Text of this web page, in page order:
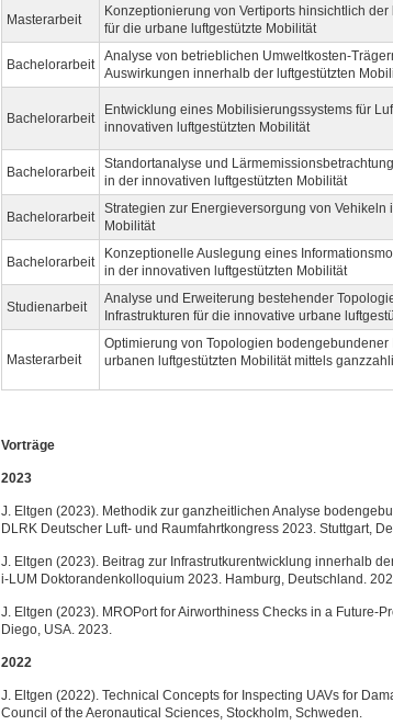
Masterarbeit
Konzeptionierung von Vertiports hinsichtlich
für die urbane luftgestützte Mobilität
Bachelorarbeit
Analyse von betrieblichen Umweltkosten-
Auswirkungen innerhalb der luftgestützten
Bachelorarbeit
Entwicklung eines Mobilisierungssystems für
innovativen luftgestützten Mobilität
Bachelorarbeit
Standortanalyse und
in der innovativen luftgestützten Mobilität
Bachelorarbeit
Strategien zur Energieversorgung von Vehikeln
Mobilität
Bachelorarbeit
Konzeptionelle Auslegung eines
in der innovativen luftgestützten Mobilität
Studienarbeit
Analyse und Erweiterung bestehender
Infrastrukturen für die innovative urbane
Masterarbeit
Optimierung von Topologien bodengebundener
urbanen luftgestützten Mobilität mittels
Vorträge
2023
J. Eltgen (2023). Methodik zur ganzheitlichen Analyse
DLRK Deutscher Luft- und Raumfahrtkongress 2023. Stuttgart,
J. Eltgen (2023). Beitrag zur Infrastrutkurentwicklung innerhalb
i-LUM Doktorandenkolloquium 2023. Hamburg, Deutschland.
J. Eltgen (2023). MROPort for Airworthiness Checks in a Future-
Diego, USA. 2023.
2022
J. Eltgen (2022). Technical Concepts for Inspecting UAVs for
Council of the Aeronautical Sciences, Stockholm, Schweden.